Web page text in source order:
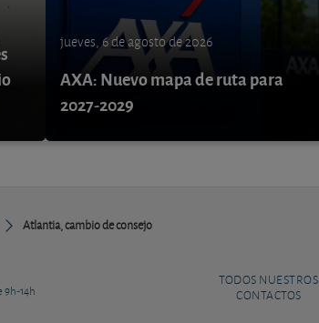
jueves, 6 de agosto de 2026
AXA: Nuevo mapa de ruta para
2027-2029
Atlantia, cambio de consejo
9h-14h
TODOS NUESTROS
CONTACTOS